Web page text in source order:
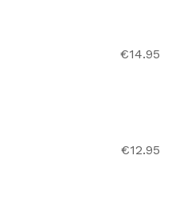
€14.95
€12.95